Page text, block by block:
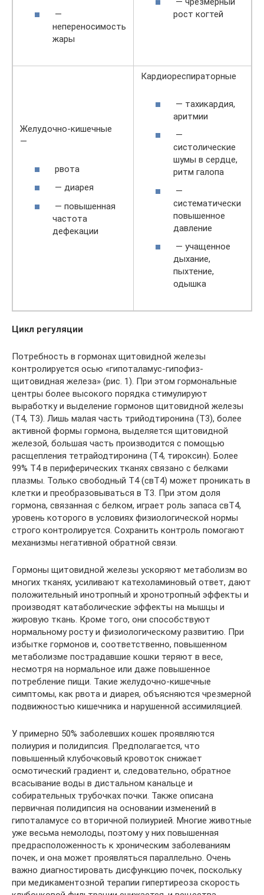
—
непереносимость
жары
рост когтей
Желудочно-кишечные
—
рвота
— диарея
— повышенная
частота
дефекации
Кардиореспираторные
— тахикардия,
аритмии
—
систолические
шумы в сердце,
ритм галопа
—
систематически
повышенное
давление
— учащенное
дыхание,
пыхтение,
одышка
Цикл регуляции
Потребность в гормонах щитовидной железы
контролируется осью «гипоталамус-гипофиз-
щитовидная железа» (рис. 1). При этом гормональные
центры более высокого порядка стимулируют
выработку и выделение гормонов щитовидной железы
(Т4, Т3). Лишь малая часть трийодтиронина (Т3), более
активной формы гормона, выделяется щитовидной
железой, большая часть производится с помощью
расщепления тетрайодтиронина (Т4, тироксин). Более
99% Т4 в периферических тканях связано с белками
плазмы. Только свободный Т4 (свТ4) может проникать в
клетки и преобразовываться в Т3. При этом доля
гормона, связанная с белком, играет роль запаса свТ4,
уровень которого в условиях физиологической нормы
строго контролируется. Сохранить контроль помогают
механизмы негативной обратной связи.
Гормоны щитовидной железы ускоряют метаболизм во
многих тканях, усиливают катехоламиновый ответ, дают
положительный инотропный и хронотропный эффекты и
производят катаболические эффекты на мышцы и
жировую ткань. Кроме того, они способствуют
нормальному росту и физиологическому развитию. При
избытке гормонов и, соответственно, повышенном
метаболизме пострадавшие кошки теряют в весе,
несмотря на нормальное или даже повышенное
потребление пищи. Такие желудочно-кишечные
симптомы, как рвота и диарея, объясняются чрезмерной
подвижностью кишечника и нарушенной ассимиляцией.
У примерно 50% заболевших кошек проявляются
полиурия и полидипсия. Предполагается, что
повышенный клубочковый кровоток снижает
осмотический градиент и, следовательно, обратное
всасывание воды в дистальном канальце и
собирательных трубочках почки. Также описана
первичная полидипсия на основании изменений в
гипоталамусе со вторичной полиурией. Многие животные
уже весьма немолоды, поэтому у них повышенная
предрасположенность к хроническим заболеваниям
почек, и она может проявляться параллельно. Очень
важно диагностировать дисфункцию почек, поскольку
при медикаментозной терапии гипертиреоза скорость